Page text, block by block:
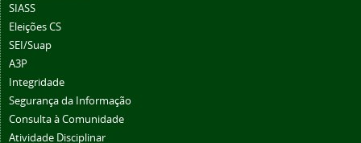
SIASS
Eleições CS
SEI/Suap
A3P
Integridade
Segurança da Informação
Consulta à Comunidade
Atividade Disciplinar